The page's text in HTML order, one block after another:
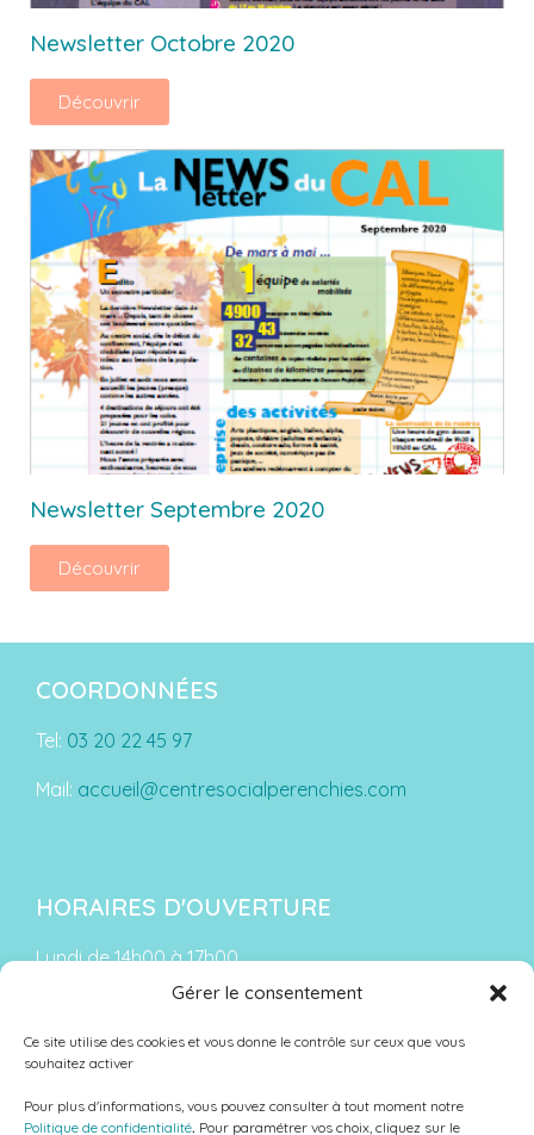
Gérer le consentement
Ce site utilise des cookies et vous donne le contrôle sur ceux que vous
souhaitez activer
Pour plus d'informations, vous pouvez consulter à tout moment notre
Politique de confidentialité. Pour paramétrer vos choix, cliquez sur le
Newsletter Octobre 2020
Découvrir
Newsletter Septembre 2020
Découvrir
COORDONNÉES
Tel: 03 20 22 45 97
Mail: accueil@centresocialperenchies.com
HORAIRES D'OUVERTURE
Lundi de 14h00 à 17h00
Du mardi au vendredi :
De 9h00 à 12h00 et de 13h30 à 18h00
Fermé le samedi en période de vacances scolaires